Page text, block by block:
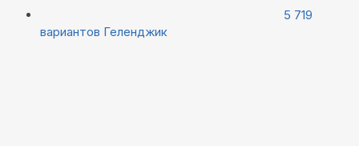
5 719
вариантов Геленджик